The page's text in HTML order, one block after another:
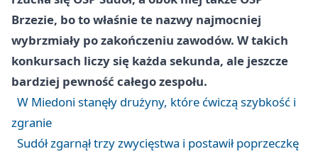
Brzezie, bo to właśnie te nazwy najmocniej
wybrzmiały po zakończeniu zawodów. W takich
konkursach liczy się każda sekunda, ale jeszcze
bardziej pewność całego zespołu.
W Miedoni stanęły drużyny, które ćwiczą szybkość i
zgranie
Sudół zgarnął trzy zwycięstwa i postawił poprzeczkę